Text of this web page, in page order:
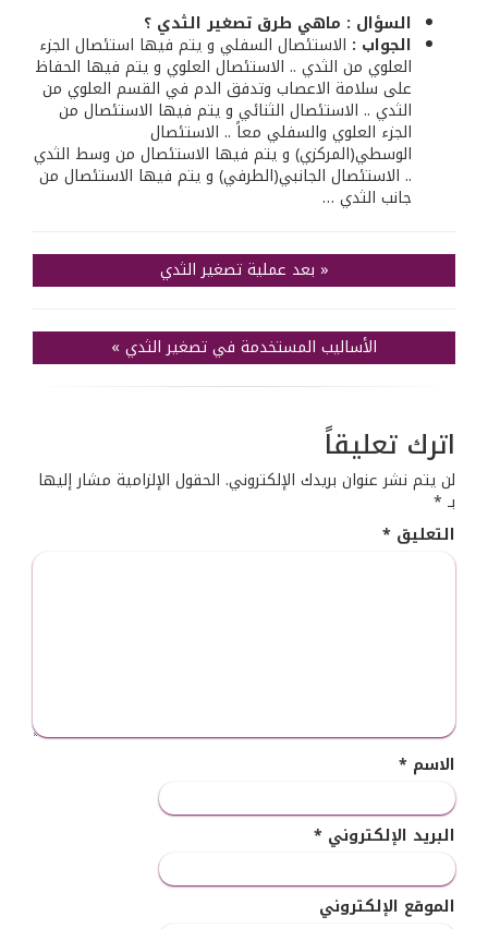
السؤال : ماهي طرق تصغير الثدي ؟
الجواب : الاستئصال السفلي و يتم فيها استئصال الجزء
العلوي من الثدي .. الاستئصال العلوي و يتم فيها الحفاظ
على سلامة الاعصاب وتدفق الدم في القسم العلوي من
الثدي .. الاستئصال الثنائي و يتم فيها الاستئصال من
الجزء العلوي والسفلي معاً .. الاستئصال
الوسطي(المركزي) و يتم فيها الاستئصال من وسط الثدي
.. الاستئصال الجانبي(الطرفي) و يتم فيها الاستئصال من
جانب الثدي …
« بعد عملية تصغير الثدي
الأساليب المستخدمة في تصغير الثدي »
اترك تعليقاً
لن يتم نشر عنوان بريدك الإلكتروني. الحقول الإلزامية مشار إليها
بـ *
التعليق *
الاسم *
البريد الإلكتروني *
الموقع الإلكتروني